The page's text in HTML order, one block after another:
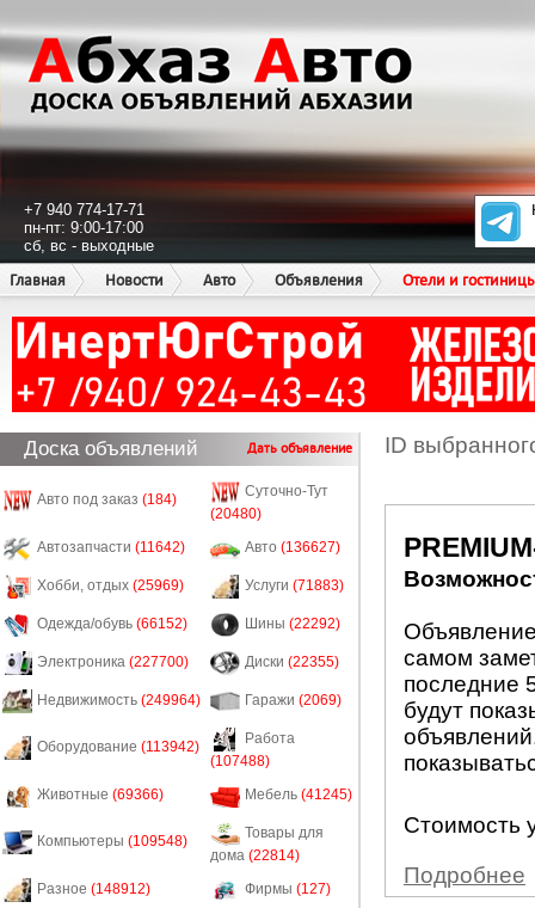
+7 940 774-17-71
пн-пт: 9:00-17:00
сб, вс - выходные
Главная
Новости Авто Объявления Отели и
Доска объявлений Дать объявление
Авто под заказ (184)
Суточно-Тут
(20480)
Автозапчасти (11642) Авто (136627)
Хобби, отдых (25969) Услуги (71883)
Одежда/обувь (66152) Шины (22292)
Электроника (227700) Диски (22355)
Недвижимость (249964) Гаражи (2069)
Оборудование (113942)
Работа
(107488)
Животные (69366) Мебель (41245)
Компьютеры (109548)
Товары для
дома (22814)
Разное (148912) Фирмы (127)
ID
самом
последние
будут
Стоимость
Подробнее